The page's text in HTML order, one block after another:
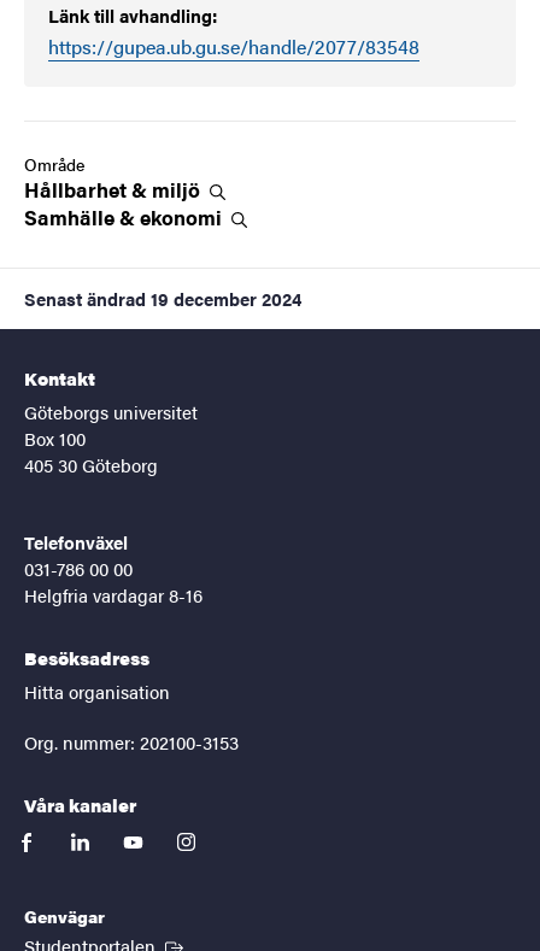
Länk till avhandling:
https://gupea.ub.gu.se/handle/2077/83548
Område
Hållbarhet & miljö
Samhälle &ekonomi
Senast ändrad 19 december 2024
Kontakt
Göteborgs universitet
Box 100
405 30 Göteborg
Telefonväxel
031-786 00 00
Helgfria vardagar 8-16
Besöksadress
Hitta organisation
Org. nummer: 202100-3153
Våra kanaler
facebooklinkedinyoutubeinstagram
Genvägar
Studentportalen (Extern länk)